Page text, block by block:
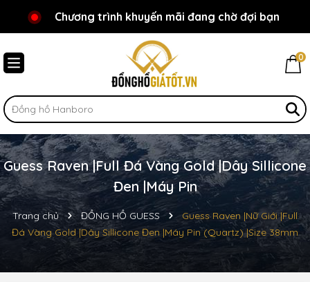
Chào mừng bạn đến với Đồnghồgiátốt.vn!
Chương trình khuyến mãi đang chờ đợi bạn
0
Guess Raven |Full Đá Vàng Gold |Dây Sillicone
Đen |Máy Pin
Trang chủ ĐỒNG HỒ GUESS
Guess Raven |Nữ Giới |Full
Đá Vàng Gold |Dây Sillicone Đen |Máy Pin (Quartz) |Size 38mm